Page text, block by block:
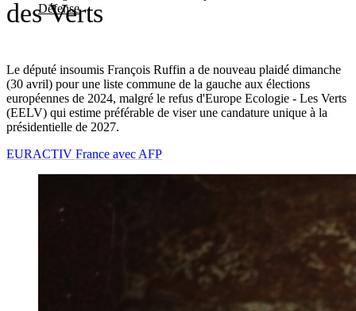
Défense
des Verts
Le député insoumis François Ruffin a de nouveau plaidé dimanche
(30 avril) pour une liste commune de la gauche aux élections
européennes de 2024, malgré le refus d'Europe Ecologie - Les Verts
(EELV) qui estime préférable de viser une candature unique à la
présidentielle de 2027.
EURACTIV France avec AFP